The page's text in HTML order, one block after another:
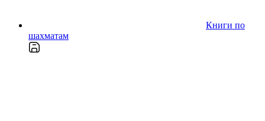
Книги по
шахматам